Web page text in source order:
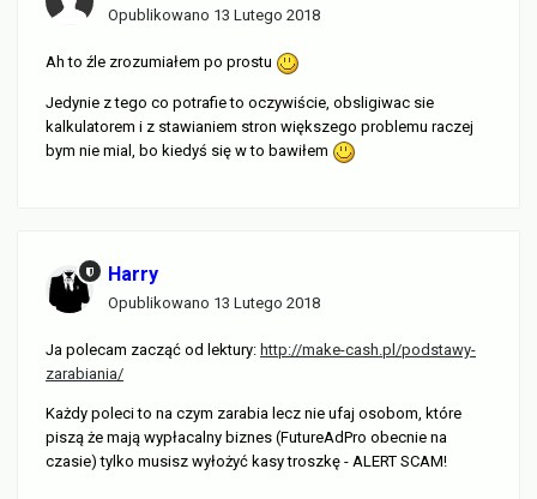
Opublikowano 13 Lutego 2018
Ah to źle zrozumiałem po prostu
Jedynie z tego co potrafie to oczywiście, obsligiwac sie
kalkulatorem i z stawianiem stron większego problemu raczej
bym nie mial, bo kiedyś się w to bawiłem
Harry
Opublikowano 13 Lutego 2018
Ja polecam zacząć od lektury: http://make-cash.pl/podstawy-
zarabiania/
Każdy poleci to na czym zarabia lecz nie ufaj osobom, które
piszą że mają wypłacalny biznes (FutureAdPro obecnie na
czasie) tylko musisz wyłożyć kasy troszkę - ALERT SCAM!